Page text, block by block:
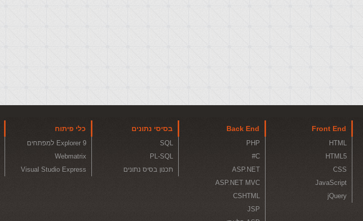
Front End
HTML
HTML5
CSS
JavaScript
jQuery
Back End
PHP
C#
ASP.NET
ASP.NET MVC
CSHTML
JSP
בסיסי נתונים
SQL
PL-SQL
תכנון בסיס נתונים
כלי פיתוח
Explorer 9 למפתחים
Webmatrix
Visual Studio Express